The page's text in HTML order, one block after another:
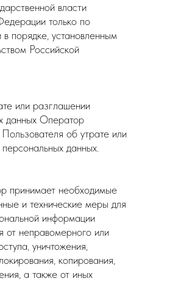
власти
только по
порядке, установленным
Российской
или разглашении
данных Оператор
об утрате или
данных.
принимает необходимые
и технические меры для
информации
от неправомерного или
уничтожения,
копирования,
а также от иных